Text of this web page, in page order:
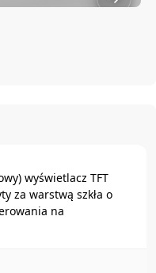
wyświetlacz TFT
za warstwą szkła o
na